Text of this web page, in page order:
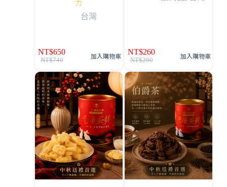
力
台灣
NT$740
NT$650 加入購物車 NT$290
NT$260 加入購物車